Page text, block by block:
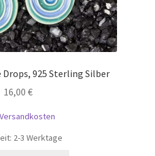
925 Sterling Silber
16,00 €
Versandkosten
2-3 Werktage